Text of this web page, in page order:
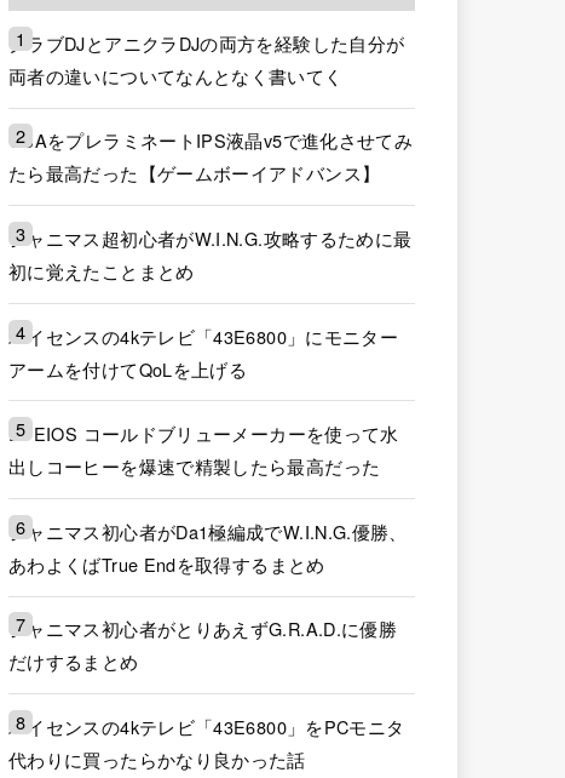
クラブDJとアニクラDJの両方を経験した自分が
両者の違いについてなんとなく書いてく
GBAをプレラミネートIPS液晶v5で進化させてみ
たら最高だった【ゲームボーイアドバンス】
シャニマス超初心者がW.I.N.G.攻略するために最
初に覚えたことまとめ
ハイセンスの4kテレビ「43E6800」にモニター
アームを付けてQoLを上げる
EPEIOS コールドブリューメーカーを使って水
出しコーヒーを爆速で精製したら最高だった
シャニマス初心者がDa1極編成でW.I.N.G.優勝、
あわよくばTrue Endを取得するまとめ
シャニマス初心者がとりあえずG.R.A.D.に優勝
だけするまとめ
ハイセンスの4kテレビ「43E6800」をPCモニタ
代わりに買ったらかなり良かった話